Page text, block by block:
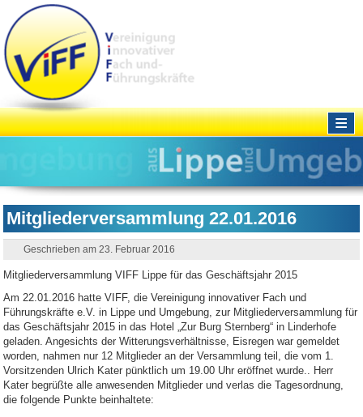
≡
Mitgliederversammlung 22.01.2016
Geschrieben am 23. Februar 2016
Mitgliederversammlung VIFF Lippe für das Geschäftsjahr 2015
Am 22.01.2016 hatte VIFF, die Vereinigung innovativer Fach und
Führungskräfte e.V. in Lippe und Umgebung, zur Mitgliederversammlung für
das Geschäftsjahr 2015 in das Hotel „Zur Burg Sternberg“ in Linderhofe
geladen. Angesichts der Witterungsverhältnisse, Eisregen war gemeldet
worden, nahmen nur 12 Mitglieder an der Versammlung teil, die vom 1.
Vorsitzenden Ulrich Kater pünktlich um 19.00 Uhr eröffnet wurde.. Herr
Kater begrüßte alle anwesenden Mitglieder und verlas die Tagesordnung,
die folgende Punkte beinhaltete: